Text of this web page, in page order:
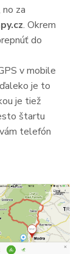
za
. Okrem
do
v mobile
je to
je tiež
štartu
telefón